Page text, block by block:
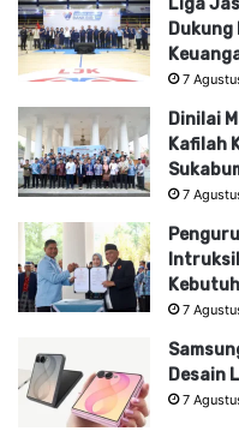
Liga
7
Dinilai
Kafilah
7
7
Desain
7